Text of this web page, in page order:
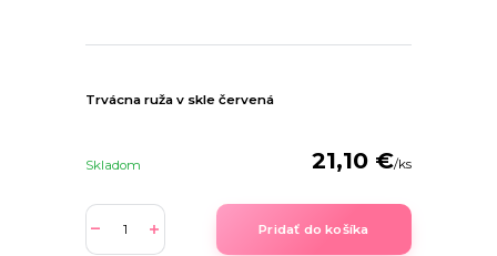
Trvácna ruža v skle červená
21,10 €/ks
Skladom
Pridať do košíka